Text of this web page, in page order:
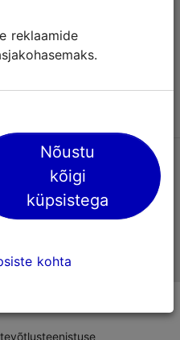
Nõustu
kõigi
küpsistega
kohta